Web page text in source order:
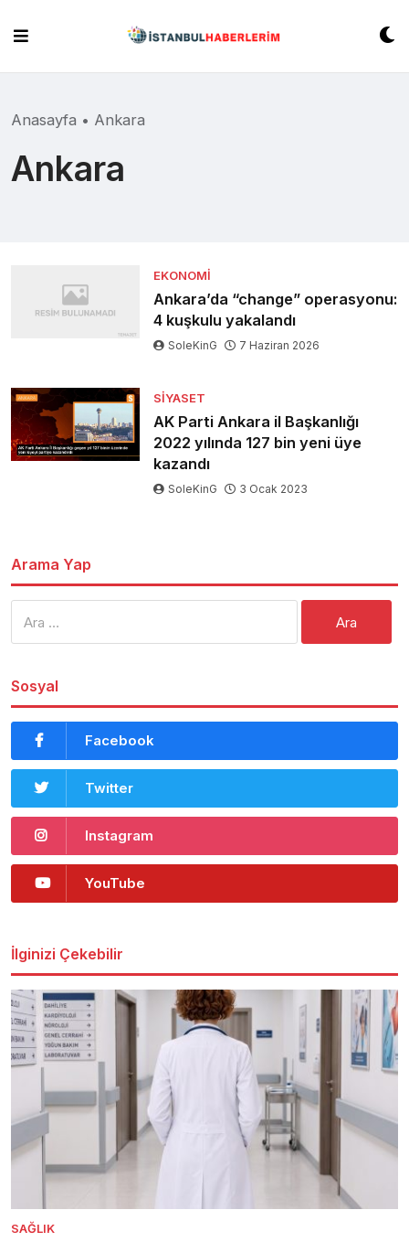
content
Anasayfa • Ankara
Ankara
EKONOMI
Ankara’da “change” operasyonu:
4 kuşkulu yakalandı
SoleKinG 7 Haziran 2026
SIYASET
AK Parti Ankara il Başkanlığı
2022 yılında 127 bin yeni üye
kazandı
SoleKinG 3 Ocak 2023
Arama Yap
Sosyal
Facebook
Twitter
Instagram
YouTube
İlginizi Çekebilir
SAĞLIK